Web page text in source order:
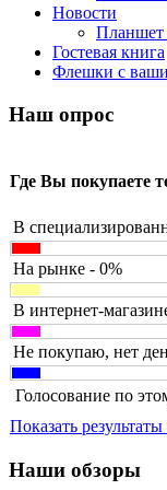
Barnes&noble
Brain
Brava
Canyon(1)
Cbr(1)
Codegen
Cyborg(8)
Defender(4)
Dell(6)
Dex
Everest
Firtech(2)
Flyper(1)
Foxconn
Fujitsu
G-cube(2)
Gelezka
Gembird(19)
Gemix(1)
Genius
Gigabyte(8)
Новости
Планшет
Гостевая книга
Флешки с
Наш опрос
Где Вы покупаете
В
На рынке - 0%
В интернет-
Не покупаю, нет
Голосование по
Показать результаты
Наши обзоры